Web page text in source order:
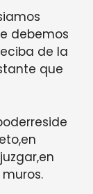
debemos
de la
que